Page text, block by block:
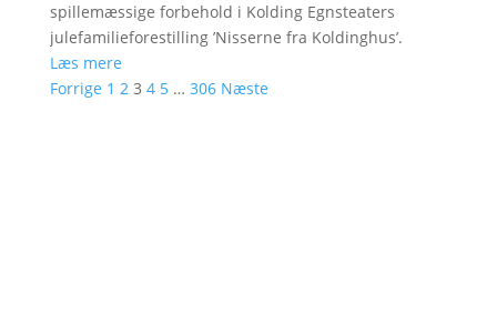
spillemæssige forbehold i Kolding Egnsteaters
julefamilieforestilling ’Nisserne fra Koldinghus’.
Læs mere
Forrige 1 2 3 4 5 … 306 Næste